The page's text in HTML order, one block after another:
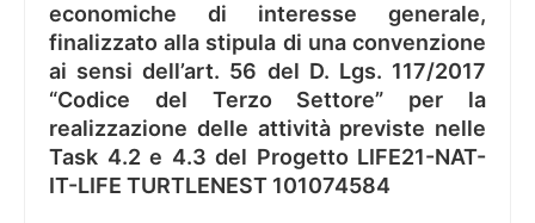
economiche di interesse generale,
finalizzato alla stipula di una convenzione
ai sensi dell’art. 56 del D. Lgs. 117/2017
“Codice del Terzo Settore” per la
realizzazione delle attività previste nelle
Task 4.2 e 4.3 del Progetto LIFE21-NAT-
IT-LIFE TURTLENEST 101074584